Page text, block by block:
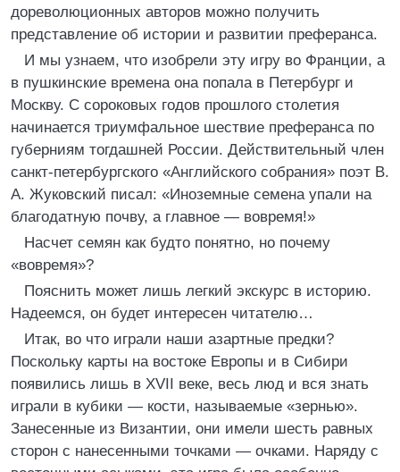
дореволюционных авторов можно получить
представление об истории и развитии преферанса.
И мы узнаем, что изобрели эту игру во Франции, а
в пушкинские времена она попала в Петербург и
Москву. С сороковых годов прошлого столетия
начинается триумфальное шествие преферанса по
губерниям тогдашней России. Действительный член
санкт-петербургского «Английского собрания» поэт В.
А. Жуковский писал: «Иноземные семена упали на
благодатную почву, а главное — вовремя!»
Насчет семян как будто понятно, но почему
«вовремя»?
Пояснить может лишь легкий экскурс в историю.
Надеемся, он будет интересен читателю…
Итак, во что играли наши азартные предки?
Поскольку карты на востоке Европы и в Сибири
появились лишь в XVII веке, весь люд и вся знать
играли в кубики — кости, называемые «зернью».
Занесенные из Византии, они имели шесть равных
сторон с нанесенными точками — очками. Наряду с